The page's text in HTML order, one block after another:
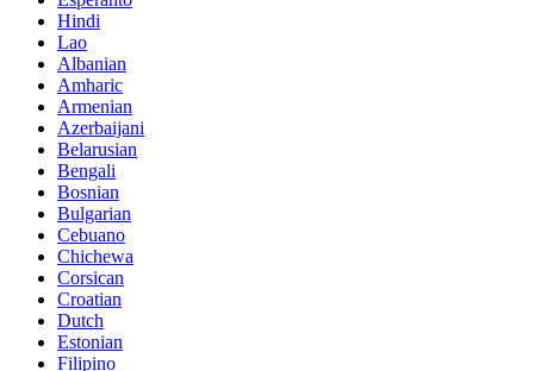
Hindi
Lao
Albanian
Amharic
Armenian
Azerbaijani
Belarusian
Bengali
Bosnian
Bulgarian
Cebuano
Chichewa
Corsican
Croatian
Dutch
Estonian
Filipino